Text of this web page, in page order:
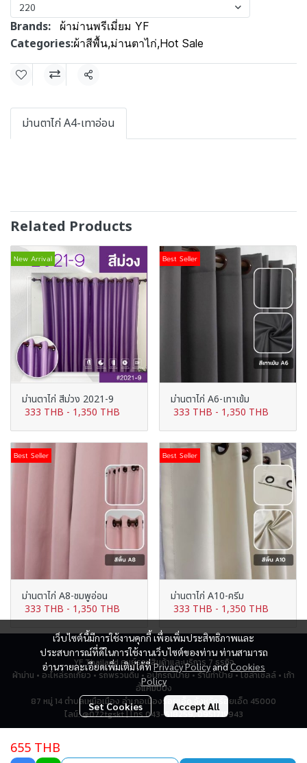
220
Brands: ผ้าม่านพรีเมี่ยม YF
Categories:ผ้าสีพื้น,ม่านตาไก่,Hot Sale
Share
ม่านตาไก่ A4-เทาอ่อน
Related Products
New Arrival
ม่านตาไก่ สีม่วง 2021-9
333 THB - 1,350 THB
Best Seller
ม่านตาไก่ A6-เทาเข้ม
333 THB - 1,350 THB
Best Seller
ม่านตาไก่ A8-ชมพูอ่อน
333 THB - 1,350 THB
Best Seller
ม่านตาไก่ A10-ครีม
333 THB - 1,350 THB
655 THB
เว็บไซต์นี้มีการใช้งานคุกกี้ เพื่อเพิ่มประสิทธิภาพและ
ประสบการณ์ที่ดีในการใช้งานเว็บไซต์ของท่าน ท่านสามารถ
อ่านรายละเอียดเพิ่มเติมได้ที่Privacy PolicyandCookies
Policy
Set Cookies Accept All
YF Thailand ศูนย์รวมสินค้าและบริการ 7 ธุรกิจ
ผ้าม่าน • อะไหล่รถเกี่ยว • รถพรวนดิน • อุปกรณ์ป้าย • ร้านทำป้าย • โซล่าเซลล์ • เก้า
อี้แคมป์ปิ้ง
87 หมู่ 14 ตำบลเหนือเมือง อำเภอเมืองร้อยเอ็ด จังหวัดร้อยเอ็ด 45000
ไลน์: @072tgskt | โทร 043-518259, 0951715943
Total Visitor2,785,310